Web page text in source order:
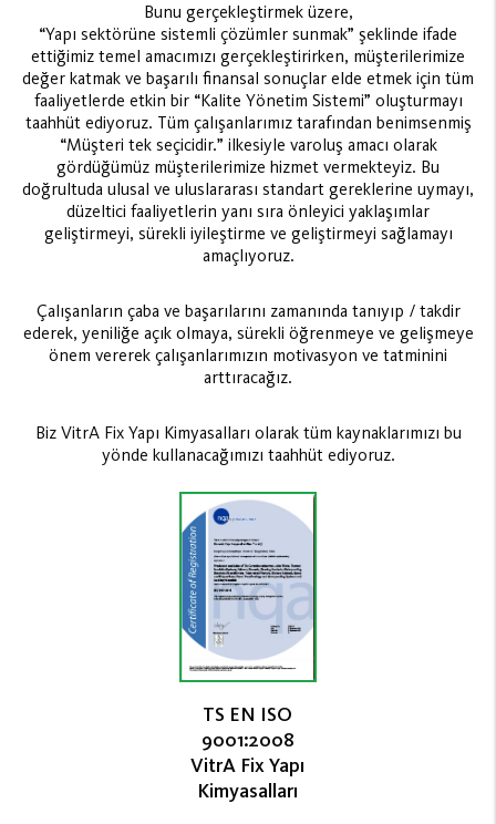
Bunu gerçekleştirmek üzere,
“Yapı sektörüne sistemli çözümler sunmak” şeklinde ifade
ettiğimiz temel amacımızı gerçekleştirirken, müşterilerimize
değer katmak ve başarılı finansal sonuçlar elde etmek için tüm
faaliyetlerde etkin bir “Kalite Yönetim Sistemi” oluşturmayı
taahhüt ediyoruz. Tüm çalışanlarımız tarafından benimsenmiş
“Müşteri tek seçicidir.” ilkesiyle varoluş amacı olarak
gördüğümüz müşterilerimize hizmet vermekteyiz. Bu
doğrultuda ulusal ve uluslararası standart gereklerine uymayı,
düzeltici faaliyetlerin yanı sıra önleyici yaklaşımlar
geliştirmeyi, sürekli iyileştirme ve geliştirmeyi sağlamayı
amaçlıyoruz.
Çalışanların çaba ve başarılarını zamanında tanıyıp / takdir
ederek, yeniliğe açık olmaya, sürekli öğrenmeye ve gelişmeye
önem vererek çalışanlarımızın motivasyon ve tatminini
arttıracağız.
Biz VitrA Fix Yapı Kimyasalları olarak tüm kaynaklarımızı bu
yönde kullanacağımızı taahhüt ediyoruz.
TS EN ISO
9001:2008
VitrA Fix Yapı
Kimyasalları